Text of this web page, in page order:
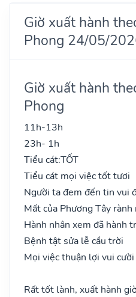
Giờ xuất hành
Phong 24/05/
Giờ xuất hành
Phong
11h-13h
23h- 1h
Tiểu cát:TỐT
Tiểu cát mọi việc tốt tươi
Người ta đem đến tin vui
Mất của Phương Tây rành
Hành nhân xem đã hành
Bệnh tật sửa lễ cầu trời
Mọi việc thuận lợi vui
Rất tốt lành, xuất hành